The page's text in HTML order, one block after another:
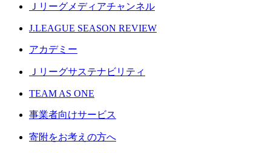
Ｊリーグメディアチャンネル
J.LEAGUE SEASON REVIEW
アカデミー
Ｊリーグサステナビリティ
TEAM AS ONE
事業者向けサービス
寄附をお考えの方へ